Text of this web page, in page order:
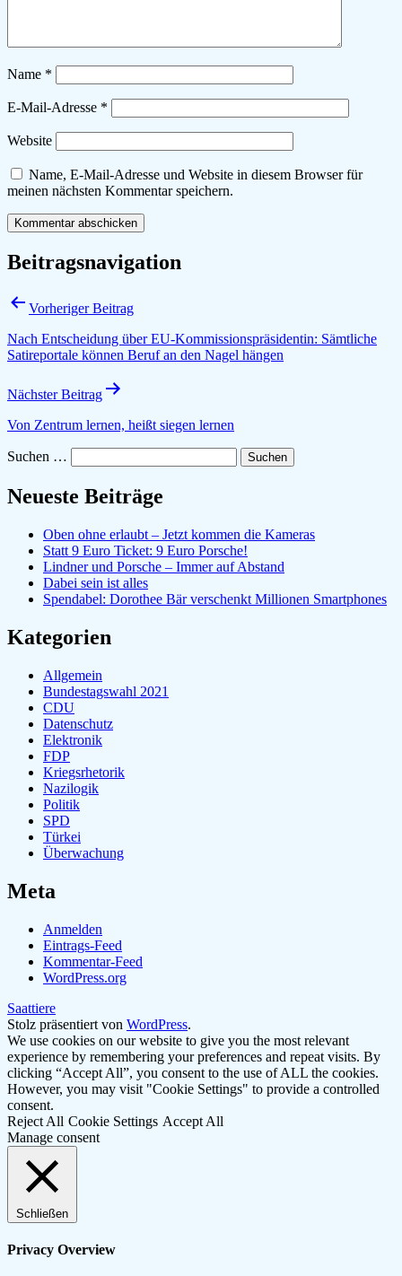
Name *
E-Mail-Adresse *
Website
Name, E-Mail-Adresse und Website in diesem Browser für
meinen nächsten Kommentar speichern.
Beitragsnavigation
Vorheriger Beitrag
Nach Entscheidung über EU-Kommissionspräsidentin: Sämtliche
Satireportale können Beruf an den Nagel hängen
Nächster Beitrag
Von Zentrum lernen, heißt siegen lernen
Suchen …
Neueste Beiträge
Oben ohne erlaubt – Jetzt kommen die Kameras
Statt 9 Euro Ticket: 9 Euro Porsche!
Lindner und Porsche – Immer auf Abstand
Dabei sein ist alles
Spendabel: Dorothee Bär verschenkt Millionen Smartphones
Kategorien
Allgemein
Bundestagswahl 2021
CDU
Datenschutz
Elektronik
FDP
Kriegsrhetorik
Nazilogik
Politik
SPD
Türkei
Überwachung
Meta
Anmelden
Eintrags-Feed
Kommentar-Feed
WordPress.org
Saattiere
Stolz präsentiert von WordPress.
We use cookies on our website to give you the most relevant
experience by remembering your preferences and repeat visits. By
clicking “Accept All”, you consent to the use of ALL the cookies.
However, you may visit "Cookie Settings" to provide a controlled
consent.
Reject All Cookie Settings Accept All
Manage consent
Schließen
Privacy Overview